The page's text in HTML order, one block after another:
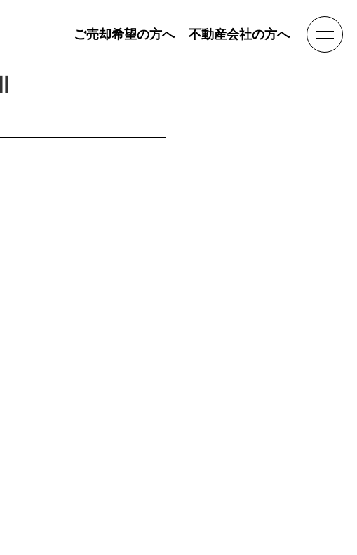
ご売却希望の方へ 不動産会社の方へ